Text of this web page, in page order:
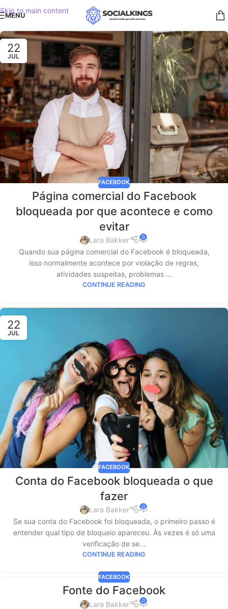
Skip to main content
MENU
22
JUL
FACEBOOK
Página comercial do Facebook
bloqueada por que acontece e como
evitar
Lara Bakker 0
Quando sua página comercial do Facebook é bloqueada,
isso normalmente acontece por violação de regras,
atividades suspeitas, problemas ...
CONTINUE READING
22
JUL
FACEBOOK
Conta do Facebook bloqueada o que
fazer
Lara Bakker 0
Se sua conta do Facebook foi bloqueada, o primeiro passo é
entender qual tipo de bloqueio apareceu. Às vezes é só uma
verificação de se...
CONTINUE READING
FACEBOOK
Fonte do Facebook
Lara Bakker 0